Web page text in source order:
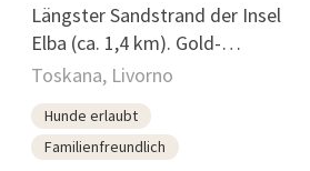
Längster Sandstrand der Insel
Elba (ca. 1,4 km). Gold-
ockerfarbener Granitsand.
Spektakulärer Blick auf die Insel
Montecristo am Horizont.
Toskana, Livorno
Hunde erlaubt
Familienfreundlich